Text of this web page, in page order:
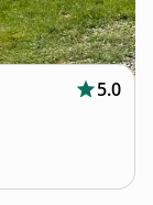
5.0